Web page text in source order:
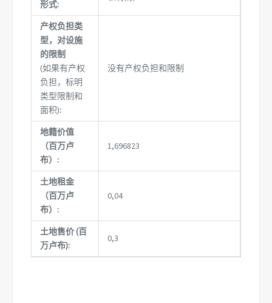
形式:
产权负担类
型，对设施
的限制
(如果有产权
负担，标明
类型限制和
面积):
没有产权负担和限制
地籍价值
（百万卢
布）:
1,696823
土地租金
（百万卢
布）:
0,04
土地售价 (百
万卢布):
0,3